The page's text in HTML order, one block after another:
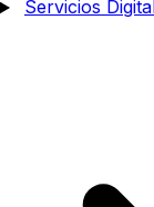
Servicios